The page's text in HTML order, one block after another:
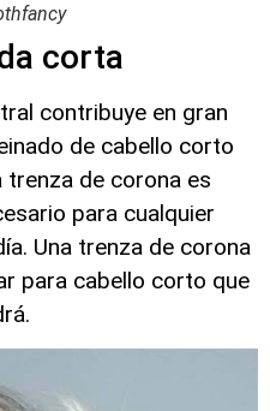
corta
contribuye en gran
de cabello corto
trenza de corona es
para cualquier
Una trenza de corona
para cabello corto que